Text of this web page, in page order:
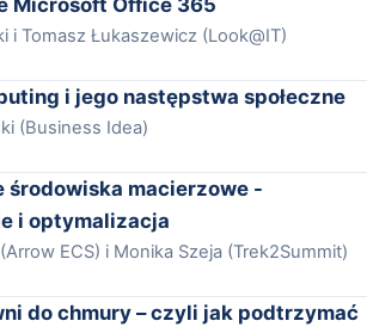
Microsoft Office 365
i Tomasz Łukaszewicz (Look@IT)
i jego następstwa społeczne
(Business Idea)
środowiska macierzowe -
i optymalizacja
ECS) i Monika Szeja (Trek2Summit)
do chmury – czyli jak podtrzymać